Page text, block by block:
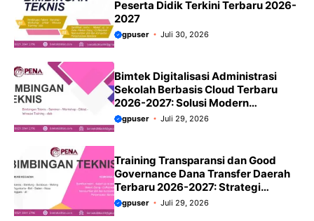
Peserta Didik Terkini Terbaru 2026-
2027
gpuser Juli 30, 2026
Bimtek Digitalisasi Administrasi
Sekolah Berbasis Cloud Terbaru
2026-2027: Solusi Modern
Meningkatkan Efisiensi dan Tata
Kelola Sekolah
gpuser Juli 29, 2026
Training Transparansi dan Good
Governance Dana Transfer Daerah
Terbaru 2026-2027: Strategi
Mewujudkan Tata Kelola yang
Akuntabel dan Transparan
gpuser Juli 29, 2026